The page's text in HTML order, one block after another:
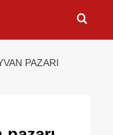
PAZARI